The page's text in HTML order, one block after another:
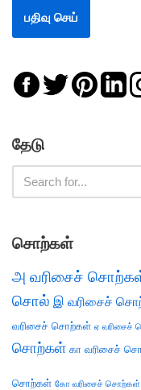
தேடு
சொற்கள்
அ வரிசைச்
சொல் இ வரிசைச்
வரிசைச் சொற்கள் ஏ வரிசைச்
சொற்கள் கா வரிசைச்
சொற்கள் கோ வரிசைச் சொற்கள்